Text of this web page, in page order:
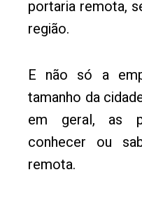
portaria remota,
região.
E não só a
tamanho da
em geral, as
conhecer ou
remota.